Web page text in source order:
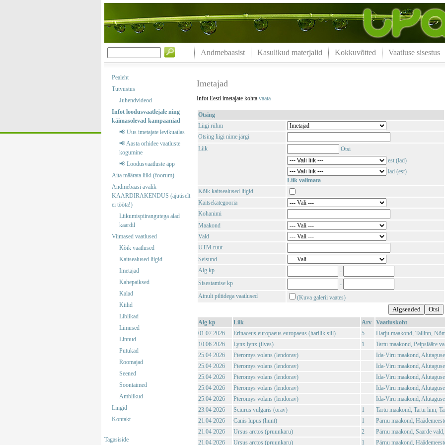
Andmebaasist Kasulikud materjalid Kokkuvõtted Vaatluse sisestus
Pealeht
Tutvustus
Juhendvideod
Infot loodusvaatlejale ning
käimasolevad kampaaniad
📢 Uus imetajate levikuatlas
📢 Aasta orhidee vaatluste
kogumine
📢 Loodusvaatluste äpp
Aita määrata liiki (foorum)
Andmebaasi avalik
KAARDIRAKENDUS (ajutiselt
ei tööta!)
Liikumispiirangutega alad
kaardil
Viimased vaatlused
Kõik vaatlused
Kaitsealused liigid
Imetajad
Kahepaiksed
Kalad
Kiilid
Liblikad
Limused
Linnud
Putukad
Roomajad
Seened
Soontaimed
Ämblikud
Lingid
Kontakt
Tagasiside
Imetajad
Infot Eesti imetajate kohta vaata
Otsing
Liigi rühm
Otsing liigi nime järgi
Liik
Otsi
est (lad)
lad (est)
Liik valimata
Kõik kaitsealused liigid
Kaitsekategooria
Kohanimi
Maakond
Vald
UTM ruut
Seisund
Alg kp
-
Sisestamise kp
-
Ainult piltidega vaatlused
(Kuva galerii vaates)
Alg kp Liik Arv
Vaatluskoht
01.07 2026
Erinaceus europaeus europaeus (harilik siil) 5
Harju maakond, Tallinn,
10.06 2026
Lynx lynx (ilves) 1
Tartu maakond, Peipsiääre
25.04 2026
Pteromys volans (lendorav)
Ida-Viru maakond,
25.04 2026
Pteromys volans (lendorav)
Ida-Viru maakond,
25.04 2026
Pteromys volans (lendorav)
Ida-Viru maakond,
25.04 2026
Pteromys volans (lendorav)
Ida-Viru maakond,
25.04 2026
Pteromys volans (lendorav)
Ida-Viru maakond,
23.04 2026
Sciurus vulgaris (orav) 1
Tartu maakond, Tartu linn,
21.04 2026
Canis lupus (hunt) 1
Pärnu maakond,
21.04 2026
Ursus arctos (pruunkaru) 2
Pärnu maakond, Saarde
21.04 2026
Ursus arctos (pruunkaru) 1 Pärnu maakond,